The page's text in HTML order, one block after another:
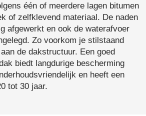
één of meerdere lagen bitumen
of zelfklevend materiaal. De naden
afgewerkt en ook de waterafvoer
Zo voorkom je stilstaand
de dakstructuur. Een goed
biedt langdurige bescherming
en heeft een
tot 30 jaar.